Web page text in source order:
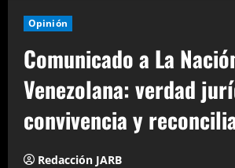
Opinión
Comunicado a La
Venezolana: verdad
convivencia y
Redacción JARB